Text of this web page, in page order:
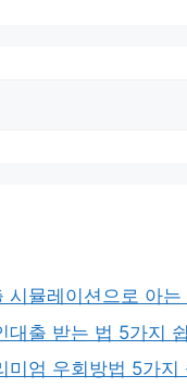
시뮬레이션으로 아는
대출 받는 법 5가지
미엄 우회방법 5가지